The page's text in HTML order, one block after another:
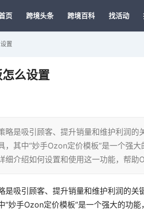
页 跨境头条 跨境百科 找活动
置
么设置
略是吸引顾客、提升销量和维护利润
，其中“妙手Ozon定价模板”是一个强
细介绍如何设置和使用这一功能，帮助
是吸引顾客、提升销量和维护利润的
“妙手Ozon定价模板”是一个强大的功